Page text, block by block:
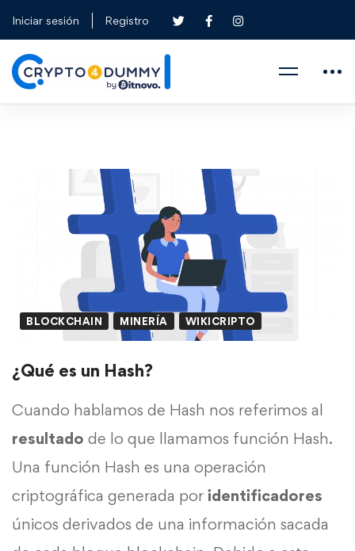
Iniciar sesión Registro
BLOCKCHAIN MINERÍA WIKICRIPTO
¿Qué es un Hash?
Cuando hablamos de Hash nos referimos al
resultado de lo que llamamos función Hash.
Una función Hash es una operación
criptográfica generada por identificadores
únicos derivados de una información sacada